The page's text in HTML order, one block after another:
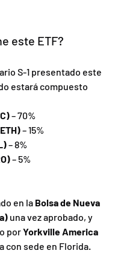
este ETF?
S-1 presentado este
estará compuesto
– 70%
– 15%
– 8%
– 5%
en la Bolsa de Nueva
una vez aprobado, y
por Yorkville America
con sede en Florida.